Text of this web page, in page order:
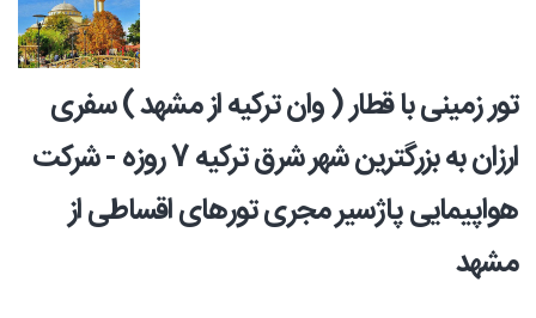
تور زمینی با قطار ( وان ترکیه از مشهد ) سفری
ارزان به بزرگترین شهر شرق ترکیه 7 روزه - شرکت
هواپیمایی پاژسیر مجری تورهای اقساطی از
مشهد